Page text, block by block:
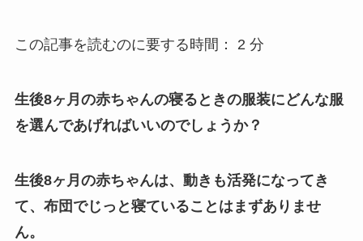
この記事を読むのに要する時間： 2 分
生後8ヶ月の赤ちゃんの寝るときの服装にどんな服
を選んであげればいいのでしょうか？
生後8ヶ月の赤ちゃんは、動きも活発になってき
て、布団でじっと寝ていることはまずありませ
ん。